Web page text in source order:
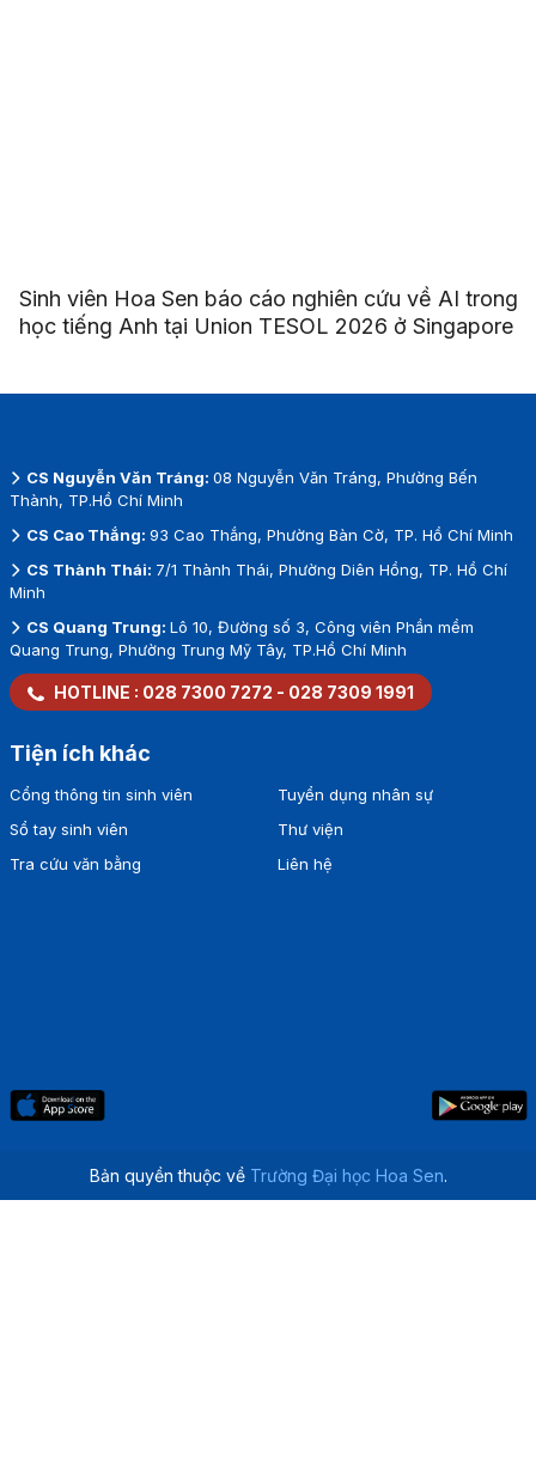
Sinh viên Hoa Sen báo cáo nghiên cứu về AI trong
học tiếng Anh tại Union TESOL 2026 ở Singapore
CS Nguyễn Văn Tráng: 08 Nguyễn Văn Tráng, Phường Bến
Thành, TP.Hồ Chí Minh
CS Cao Thắng: 93 Cao Thắng, Phường Bàn Cờ, TP. Hồ Chí Minh
CS Thành Thái: 7/1 Thành Thái, Phường Diên Hồng, TP. Hồ Chí
Minh
CS Quang Trung: Lô 10, Đường số 3, Công viên Phần mềm
Quang Trung, Phường Trung Mỹ Tây, TP.Hồ Chí Minh
HOTLINE : 028 7300 7272 - 028 7309 1991
Tiện ích khác
Cổng thông tin sinh viên
Sổ tay sinh viên
Tra cứu văn bằng
Tuyển dụng nhân sự
Thư viện
Liên hệ
Bản quyền thuộc về Trường Đại học Hoa Sen.